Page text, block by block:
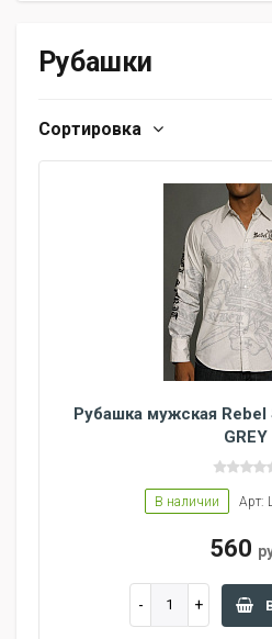
Рубашки
Сортировка
Рубашка мужская
GREY
В наличии Арт:
560